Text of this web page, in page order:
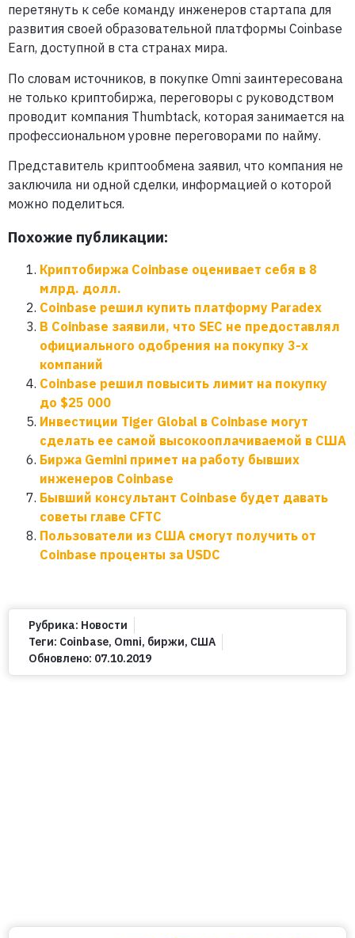
перетянуть к себе команду инженеров стартапа для
развития своей образовательной платформы Coinbase
Earn, доступной в ста странах мира.
По словам источников, в покупке Omni заинтересована
не только криптобиржа, переговоры с руководством
проводит компания Thumbtack, которая занимается на
профессиональном уровне переговорами по найму.
Представитель криптообмена заявил, что компания не
заключила ни одной сделки, информацией о которой
можно поделиться.
Похожие публикации:
Криптобиржа Coinbase оценивает себя в 8
млрд. долл.
Coinbase решил купить платформу Paradex
В Coinbase заявили, что SEC не предоставлял
официального одобрения на покупку 3-х
компаний
Coinbase решил повысить лимит на покупку
до $25 000
Инвестиции Tiger Global в Coinbase могут
сделать ее самой высокооплачиваемой в США
Биржа Gemini примет на работу бывших
инженеров Coinbase
Бывший консультант Coinbase будет давать
советы главе CFTC
Пользователи из США смогут получить от
Coinbase проценты за USDC
Рубрика: Новости
Теги: Coinbase, Omni, биржи, США
Обновлено: 07.10.2019